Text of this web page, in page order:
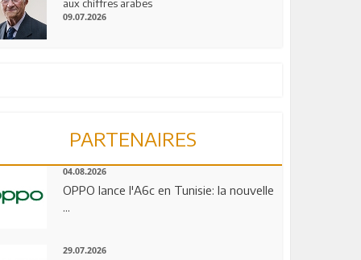
aux chiffres arabes
09.07.2026
PARTENAIRES
04.08.2026
OPPO lance l'A6c en Tunisie: la nouvelle
...
29.07.2026